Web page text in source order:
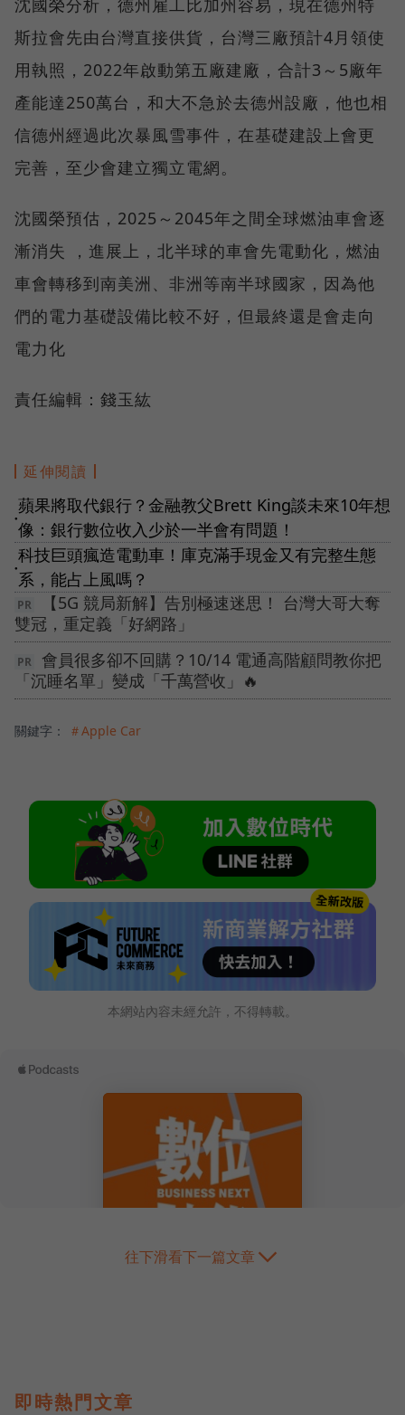
沈國榮分析，德州雇工比加州容易，現在德州特
斯拉會先由台灣直接供貨，台灣三廠預計4月領使
用執照，2022年啟動第五廠建廠，合計3～5廠年
產能達250萬台，和大不急於去德州設廠，他也相
信德州經過此次暴風雪事件，在基礎建設上會更
完善，至少會建立獨立電網。
沈國榮預估，2025～2045年之間全球燃油車會逐
漸消失 ，進展上，北半球的車會先電動化，燃油
車會轉移到南美洲、非洲等南半球國家，因為他
們的電力基礎設備比較不好，但最終還是會走向
電力化
責任編輯：錢玉紘
延伸閱讀
●
蘋果將取代銀行？金融教父Brett King談未來10年想
像：銀行數位收入少於一半會有問題！
●
科技巨頭瘋造電動車！庫克滿手現金又有完整生態
系，能占上風嗎？
【5G 競局新解】告別極速迷思！ 台灣大哥大奪
雙冠，重定義「好網路」
會員很多卻不回購？10/14 電通高階顧問教你把
「沉睡名單」變成「千萬營收」🔥
關鍵字： ＃Apple Car
本網站內容未經允許，不得轉載。
往下滑看下一篇文章
即時熱門文章